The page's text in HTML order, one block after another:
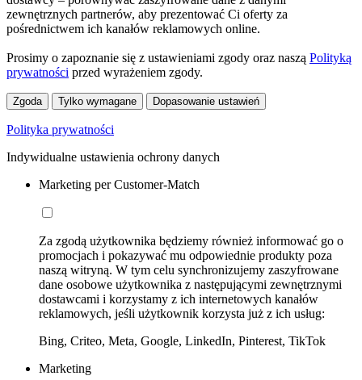
zewnętrznych partnerów, aby prezentować Ci oferty za
pośrednictwem ich kanałów reklamowych online.
Prosimy o zapoznanie się z ustawieniami zgody oraz naszą Polityką
prywatności przed wyrażeniem zgody.
Zgoda Tylko wymagane Dopasowanie ustawień
Polityka prywatności
Indywidualne ustawienia ochrony danych
Marketing per Customer-Match
Za zgodą użytkownika będziemy również informować go o
promocjach i pokazywać mu odpowiednie produkty poza
naszą witryną. W tym celu synchronizujemy zaszyfrowane
dane osobowe użytkownika z następującymi zewnętrznymi
dostawcami i korzystamy z ich internetowych kanałów
reklamowych, jeśli użytkownik korzysta już z ich usług:
Bing, Criteo, Meta, Google, LinkedIn, Pinterest, TikTok
Marketing